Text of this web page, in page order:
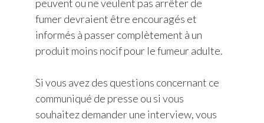
peuvent ou ne veulent pas arrêter de
fumer devraient être encouragés et
informés à passer complètement à un
produit moins nocif pour le fumeur adulte.
Si vous avez des questions concernant ce
communiqué de presse ou si vous
souhaitez demander une interview, vous